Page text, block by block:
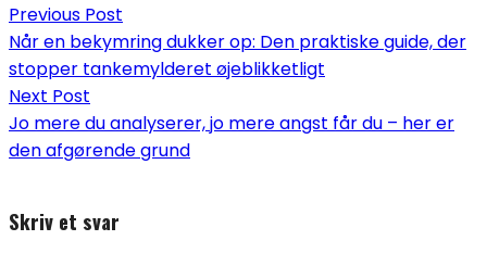
Previous Post
Når en bekymring dukker op: Den praktiske guide, der
stopper tankemylderet øjeblikketligt
Next Post
Jo mere du analyserer, jo mere angst får du – her er
den afgørende grund
Skriv et svar